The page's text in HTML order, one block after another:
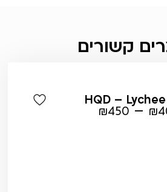
קשורים
HQD –
₪
–
₪450